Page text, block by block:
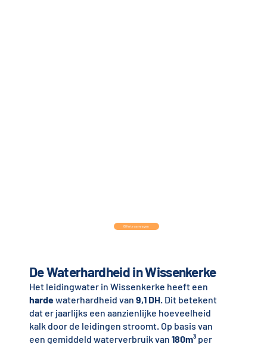
De Waterhardheid in Wissenkerke
Het leidingwater in Wissenkerke heeft een
hardewaterhardheid van 9,1 DH. Dit betekent
dat er jaarlijks een aanzienlijke hoeveelheid
kalk door de leidingen stroomt. Op basis van
een gemiddeld waterverbruik van 180m³per
Offerte aanvragen